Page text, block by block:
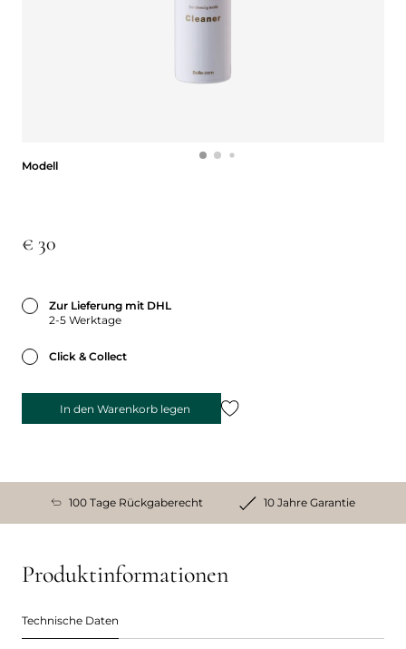
Modell
€ 30
Zur Lieferung mit DHL
2-5 Werktage
Click & Collect
In den Warenkorb legen
100 Tage Rückgaberecht 10 Jahre Garantie
Produktinformationen
Technische Daten